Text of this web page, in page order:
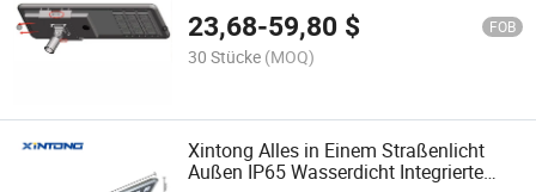
23,68-59,80 $ FOB
30 Stücke (MOQ)
Xintong Alles in Einem Straßenlicht
Außen IP65 Wasserdicht Integrierte